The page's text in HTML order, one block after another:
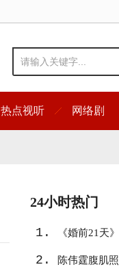
热点视听 网络剧
24小时热门
1. 《婚前21天
2. 陈伟霆腹肌